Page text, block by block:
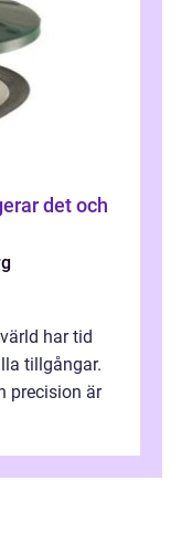
det och
har tid
tillgångar.
precision är